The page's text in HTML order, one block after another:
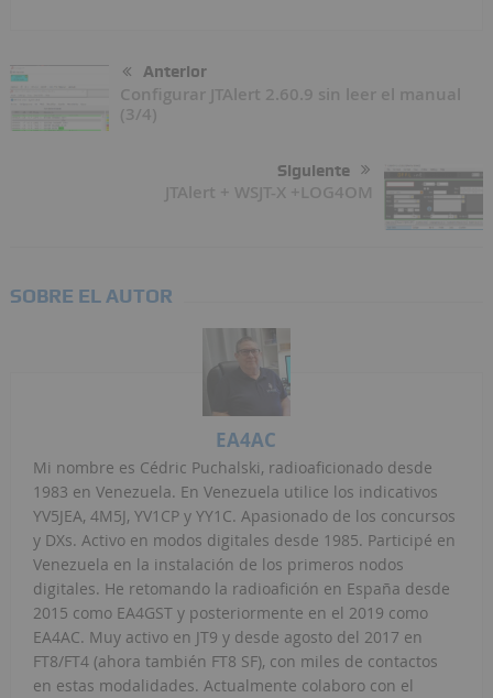
Anterior
Configurar JTAlert 2.60.9 sin leer el manual
(3/4)
Siguiente
JTAlert + WSJT-X +LOG4OM
SOBRE EL AUTOR
EA4AC
Mi nombre es Cédric Puchalski, radioaficionado desde
1983 en Venezuela. En Venezuela utilice los indicativos
YV5JEA, 4M5J, YV1CP y YY1C. Apasionado de los concursos
y DXs. Activo en modos digitales desde 1985. Participé en
Venezuela en la instalación de los primeros nodos
digitales. He retomando la radioafición en España desde
2015 como EA4GST y posteriormente en el 2019 como
EA4AC. Muy activo en JT9 y desde agosto del 2017 en
FT8/FT4 (ahora también FT8 SF), con miles de contactos
en estas modalidades. Actualmente colaboro con el